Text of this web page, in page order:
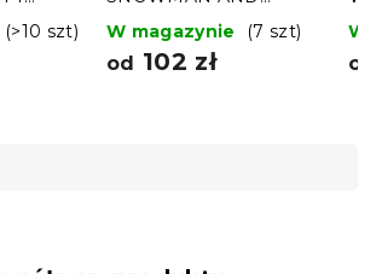
(>10 szt)
GINGERBREAD zielone
W magazynie (7 szt)
od 102 zł
W
od